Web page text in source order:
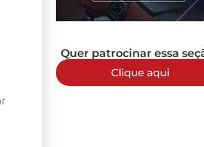
Quer patrocinar essa
Clique aqui